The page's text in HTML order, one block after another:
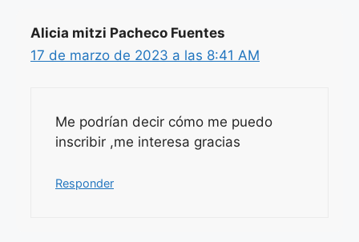
Alicia mitzi Pacheco Fuentes
17 de marzo de 2023 a las 8:41 AM
Me podrían decir cómo me puedo
inscribir ,me interesa gracias
Responder